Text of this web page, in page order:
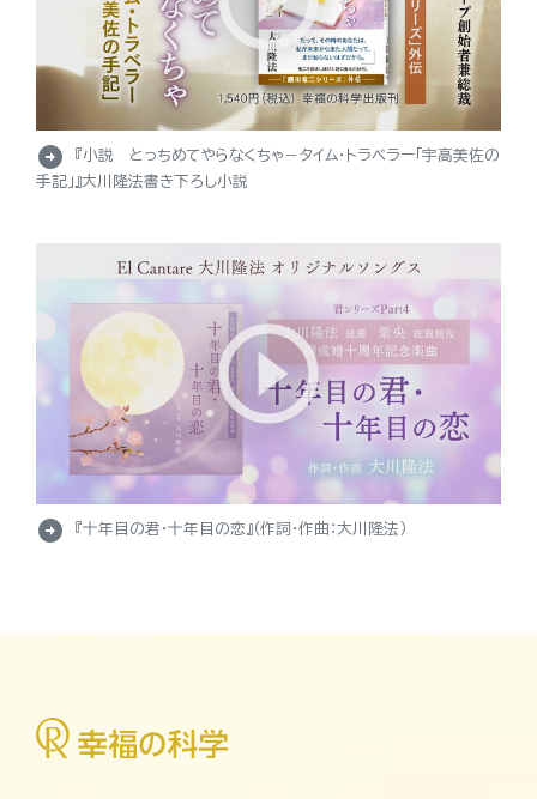
arrow_circle_right
『小説 とっちめてやらなくちゃ－タイム・トラベラー「宇高美佐の
手記」』大川隆法書き下ろし小説
arrow_circle_right 『十年目の君・十年目の恋』（作詞・作曲：大川隆法）